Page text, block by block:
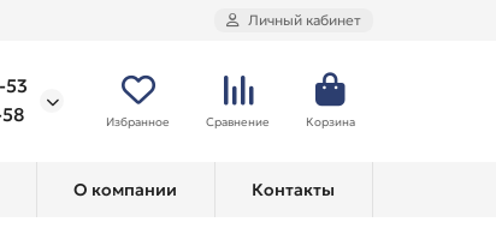
Личный кабинет
53
Избранное Сравнение Корзина
О компании Контакты